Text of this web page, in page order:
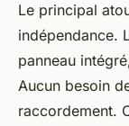
Le principal
indépendance.
panneau
Aucun besoin
raccordement.